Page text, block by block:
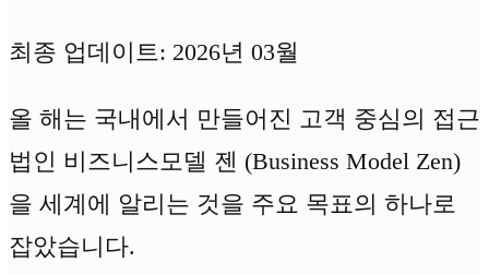
최종 업데이트: 2026년 03월
올 해는 국내에서 만들어진 고객 중심의 접근
법인 비즈니스모델 젠 (Business Model Zen)
을 세계에 알리는 것을 주요 목표의 하나로
잡았습니다.